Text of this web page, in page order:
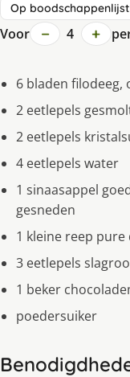
Op boodschappenlijst
Voor − 4 +
6 bladen filodeeg,
2 eetlepels
2 eetlepels
4 eetlepels water
1 sinaasappel
gesneden
1 kleine reep
3 eetlepels
1 beker
poedersuiker